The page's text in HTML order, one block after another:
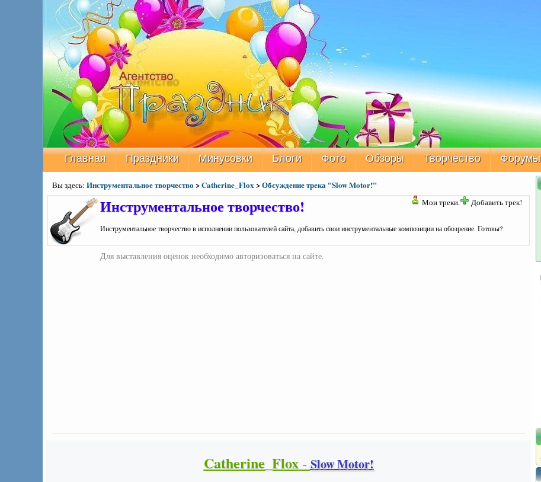
Главная Праздники Минусовки Блоги Фото Обзоры Творчество Форумы
Вы здесь: Инструментальное творчество >Catherine_Flox>Обсуждение трека "Slow Motor!"
Инструментальное творчество! Мои треки. Добавить трек!
Инструментальное творчество в исполнении пользователей сайта, добавить свои инструментальные композиции на обозрение. Готовы?
Для выставления оценок необходимо авторизоваться на сайте.
Catherine_Flox- Slow Motor!